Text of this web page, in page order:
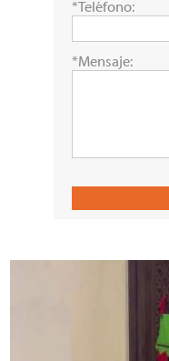
*Teléfono:
*Mensaje: